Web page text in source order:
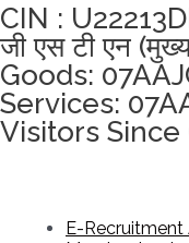
CIN :
जी एस टी एन
Goods:
Services:
Visitors Since
E-Recruitment